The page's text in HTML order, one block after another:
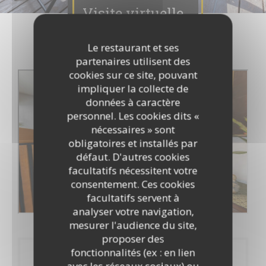
Le restaurant et ses
partenaires utilisent des
cookies sur ce site, pouvant
impliquer la collecte de
données à caractère
personnel. Les cookies dits «
nécessaires » sont
obligatoires et installés par
défaut. D'autres cookies
facultatifs nécessitent votre
consentement. Ces cookies
facultatifs servent à
analyser votre navigation,
mesurer l'audience du site,
proposer des
fonctionnalités (ex : en lien
Visite virtuelle
Réservation